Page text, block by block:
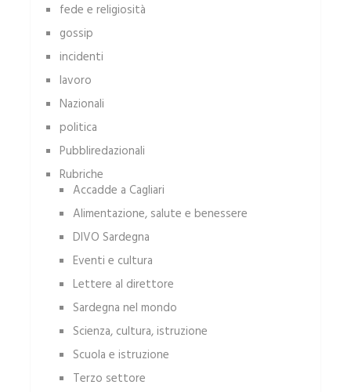
fede e religiosità
gossip
incidenti
lavoro
Nazionali
politica
Pubbliredazionali
Rubriche
Accadde a Cagliari
Alimentazione, salute e benessere
DIVO Sardegna
Eventi e cultura
Lettere al direttore
Sardegna nel mondo
Scienza, cultura, istruzione
Scuola e istruzione
Terzo settore